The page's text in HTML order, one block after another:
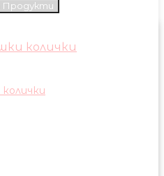
Продукти
колички